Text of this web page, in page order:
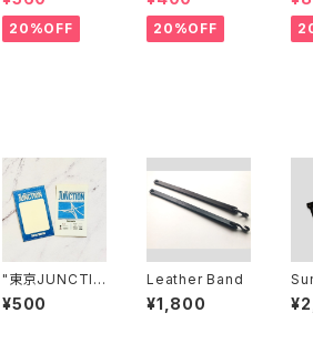
20%OFF 20%OFF
"東京JUNCTIO
N" Pass Stick
er (無記入ver)
¥500
Leather Band
¥1,800